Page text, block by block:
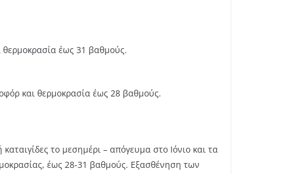
θερμοκρασία έως 31 βαθμούς.
και θερμοκρασία έως 28 βαθμούς.
το μεσημέρι – απόγευμα στο Ιόνιο και τα
έως 28-31 βαθμούς. Εξασθένηση των